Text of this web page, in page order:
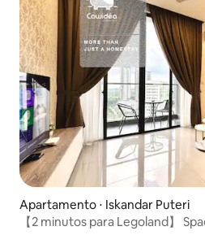
Apartamento ⋅ Iskandar Puteri
【2 minutos para Legoland】